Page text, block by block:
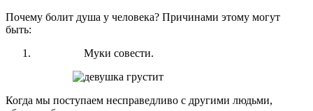
Почему болит душа у человека? Причинами этому могут
быть:
Муки совести.
Когда мы поступаем несправедливо с другими людьми,